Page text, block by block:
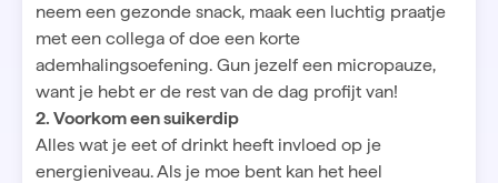
neem een gezonde snack, maak een luchtig praatje
met een collega of doe een korte
ademhalingsoefening. Gun jezelf een micropauze,
want je hebt er de rest van de dag profijt van!
2. Voorkom een suikerdip
Alles wat je eet of drinkt heeft invloed op je
energieniveau. Als je moe bent kan het heel